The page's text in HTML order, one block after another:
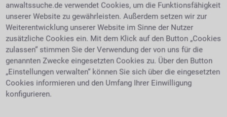
3. Kapitel: Hilfe zum Lebensunterhalt
Frau im Rollstuhl freut sich über
Die Sozialhilfe sichert
die elementaren
Grundbedürfnisse, also
den notwendigen
Lebensunterhalt wie
Ernährung, Kleidung u.ä.
durch Regelsätze ab.
anwaltssuche.de verwendet Cookies, um die Funktionsfähigkeit
unserer Website zu gewährleisten. Außerdem setzen wir zur
Weiterentwicklung unserer Website im Sinne der Nutzer
zusätzliche Cookies ein. Mit dem Klick auf den Button „Cookies
zulassen“ stimmen Sie der Verwendung der von uns für die
genannten Zwecke eingesetzten Cookies zu. Über den Button
„Einstellungen verwalten“ können Sie sich über die eingesetzten
Cookies informieren und den Umfang Ihrer Einwilligung
konfigurieren.